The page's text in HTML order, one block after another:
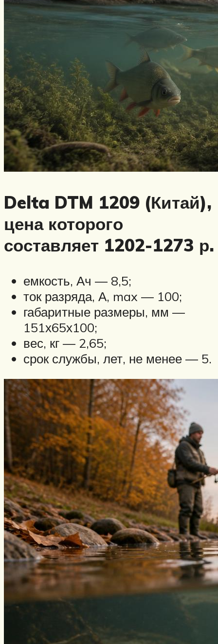
Delta DTM 1209 (Китай),
цена которого
составляет 1202-1273 р.
емкость, Ач — 8,5;
ток разряда, А, max — 100;
габаритные размеры, мм —
151х65х100;
вес, кг — 2,65;
срок службы, лет, не менее — 5.